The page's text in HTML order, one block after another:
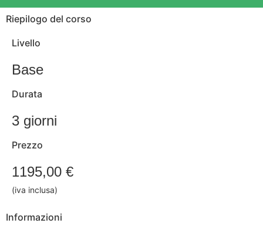
Riepilogo del corso
Livello
Base
Durata
3 giorni
Prezzo
1195,00 €
(iva inclusa)
Informazioni